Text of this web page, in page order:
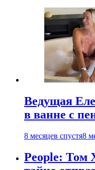
Ведущая
в ванне с
8 месяцев спустя8
People: Том